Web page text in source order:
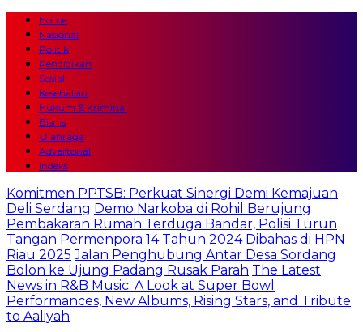
Home
Nasional
Politik
Pendidikan
Sosial
Kesehatan
Hukum & Kriminal
Bisnis
Olahraga
Advertorial
Indeks
Komitmen PPTSB: Perkuat Sinergi Demi Kemajuan
Deli Serdang Demo Narkoba di Rohil Berujung
Pembakaran Rumah Terduga Bandar, Polisi Turun
Tangan Permenpora 14 Tahun 2024 Dibahas di HPN
Riau 2025 Jalan Penghubung Antar Desa Sordang
Bolon ke Ujung Padang Rusak Parah The Latest
News in R&B Music: A Look at Super Bowl
Performances, New Albums, Rising Stars, and Tribute
to Aaliyah